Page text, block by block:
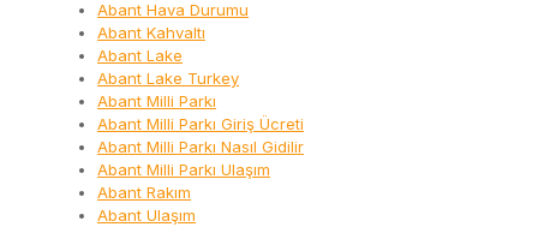
Abant Hava Durumu
Abant Kahvaltı
Abant Lake
Abant Lake Turkey
Abant Milli Parkı
Abant Milli Parkı Giriş Ücreti
Abant Milli Parkı Nasıl Gidilir
Abant Milli Parkı Ulaşım
Abant Rakım
Abant Ulaşım